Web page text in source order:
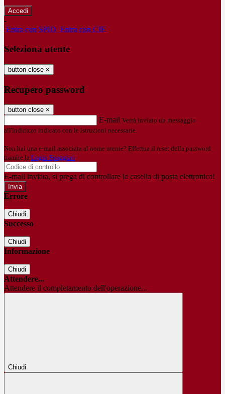
-
Entra con SPID Entra con CIE
Seleziona utente
button close ×
Recupero password
button close ×
E-mail Verrà inviato un messaggio
all'indirizzo indicato con le istruzioni necessarie.
Non hai una e-mail associata al nome utente? Effettua il reset della password
tramite la Login Spaggiari
E-mail inviata, si prega di controllare la casella di posta elettronica!
Errore
Chiudi
Successo
Chiudi
Informazione
Chiudi
Attendere...
Attendere il completamento dell'operazione...
Chiudi